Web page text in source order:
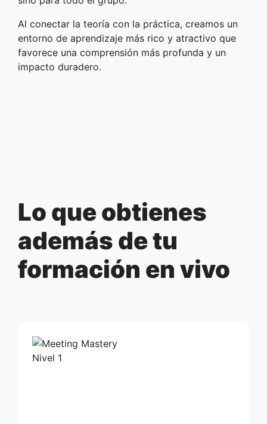
Al conectar la teoría con la práctica, creamos un
entorno de aprendizaje más rico y atractivo que
favorece una comprensión más profunda y un
impacto duradero.
Lo que obtienes
además de tu
formación en vivo